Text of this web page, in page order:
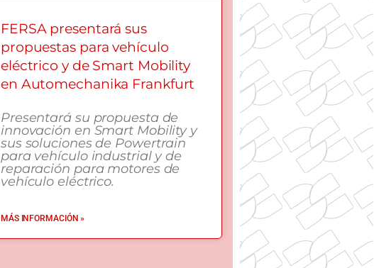
FERSA presentará sus
propuestas para vehículo
eléctrico y de Smart Mobility
en Automechanika Frankfurt
Presentará su propuesta de
innovación en Smart Mobility y
sus soluciones de Powertrain
para vehículo industrial y de
reparación para motores de
vehículo eléctrico.
MÁS INFORMACIÓN »